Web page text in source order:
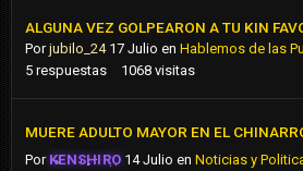
ALGUNA VEZ GOLPEARON A TU KIN
Porjubilo_24 17 Julio en Hablemos de las
5 respuestas 1068 visitas
MUERE ADULTO MAYOR EN EL
Por KENSHIRO 14 Julio enNoticias y